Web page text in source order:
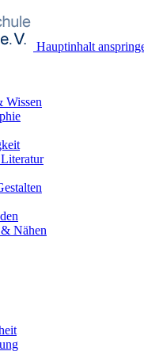
Hauptinhalt
Wissen
Nähen